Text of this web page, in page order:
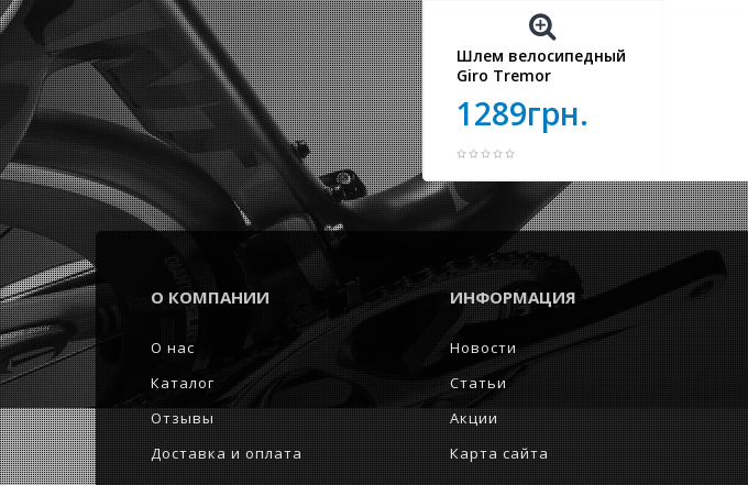
Шлем велосипедный
Giro Tremor
1289грн.
О КОМПАНИИ
О нас
Каталог
Отзывы
Доставка и оплата
ИНФОРМАЦИЯ
Новости
Статьи
Акции
Карта сайта